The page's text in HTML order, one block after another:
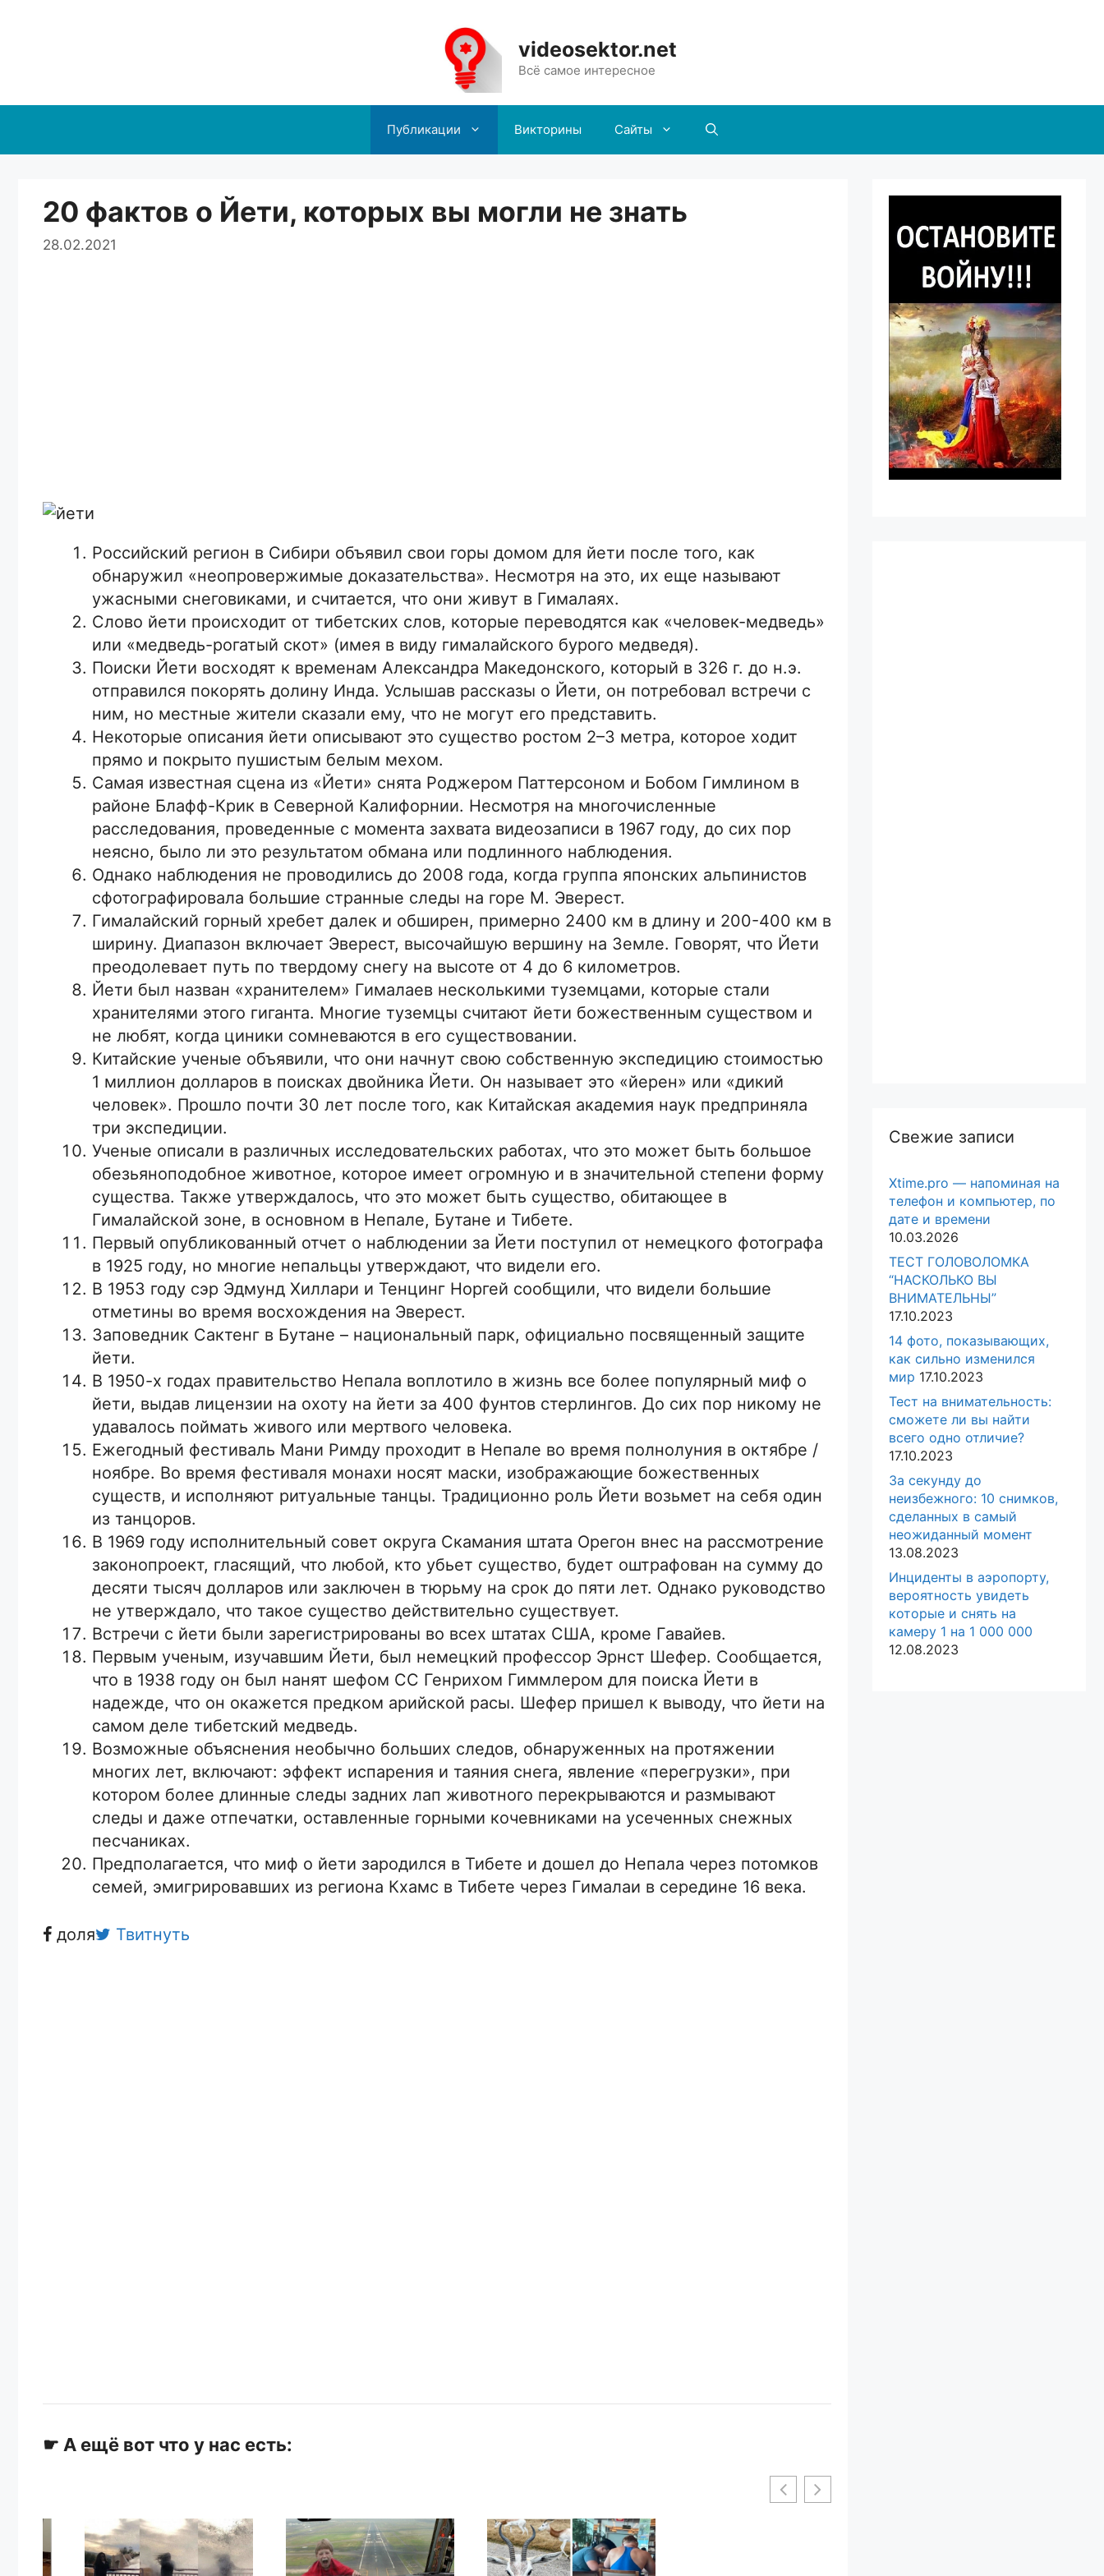
videosektor.net
Всё самое интересное
Публикации Викторины Сайты
20 фактов о Йети, которых вы могли не знать
28.02.2021
Российский регион в Сибири объявил свои горы домом для йети после того, как
обнаружил «неопровержимые доказательства». Несмотря на это, их еще называют
ужасными снеговиками, и считается, что они живут в Гималаях.
Слово йети происходит от тибетских слов, которые переводятся как «человек-медведь»
или «медведь-рогатый скот» (имея в виду гималайского бурого медведя).
Поиски Йети восходят к временам Александра Македонского, который в 326 г. до н.э.
отправился покорять долину Инда. Услышав рассказы о Йети, он потребовал встречи с
ним, но местные жители сказали ему, что не могут его представить.
Некоторые описания йети описывают это существо ростом 2–3 метра, которое ходит
прямо и покрыто пушистым белым мехом.
Самая известная сцена из «Йети» снята Роджером Паттерсоном и Бобом Гимлином в
районе Блафф-Крик в Северной Калифорнии. Несмотря на многочисленные
расследования, проведенные с момента захвата видеозаписи в 1967 году, до сих пор
неясно, было ли это результатом обмана или подлинного наблюдения.
Однако наблюдения не проводились до 2008 года, когда группа японских альпинистов
сфотографировала большие странные следы на горе М. Эверест.
Гималайский горный хребет далек и обширен, примерно 2400 км в длину и 200-400 км в
ширину. Диапазон включает Эверест, высочайшую вершину на Земле. Говорят, что Йети
преодолевает путь по твердому снегу на высоте от 4 до 6 километров.
Йети был назван «хранителем» Гималаев несколькими туземцами, которые стали
хранителями этого гиганта. Многие туземцы считают йети божественным существом и
не любят, когда циники сомневаются в его существовании.
Китайские ученые объявили, что они начнут свою собственную экспедицию стоимостью
1 миллион долларов в поисках двойника Йети. Он называет это «йерен» или «дикий
человек». Прошло почти 30 лет после того, как Китайская академия наук предприняла
три экспедиции.
Ученые описали в различных исследовательских работах, что это может быть большое
обезьяноподобное животное, которое имеет огромную и в значительной степени форму
существа. Также утверждалось, что это может быть существо, обитающее в
Гималайской зоне, в основном в Непале, Бутане и Тибете.
Первый опубликованный отчет о наблюдении за Йети поступил от немецкого фотографа
в 1925 году, но многие непальцы утверждают, что видели его.
В 1953 году сэр Эдмунд Хиллари и Тенцинг Норгей сообщили, что видели большие
отметины во время восхождения на Эверест.
Заповедник Сактенг в Бутане – национальный парк, официально посвященный защите
йети.
В 1950-х годах правительство Непала воплотило в жизнь все более популярный миф о
йети, выдав лицензии на охоту на йети за 400 фунтов стерлингов. До сих пор никому не
удавалось поймать живого или мертвого человека.
Ежегодный фестиваль Мани Римду проходит в Непале во время полнолуния в октябре /
ноябре. Во время фестиваля монахи носят маски, изображающие божественных
существ, и исполняют ритуальные танцы. Традиционно роль Йети возьмет на себя один
из танцоров.
В 1969 году исполнительный совет округа Скамания штата Орегон внес на рассмотрение
законопроект, гласящий, что любой, кто убьет существо, будет оштрафован на сумму до
десяти тысяч долларов или заключен в тюрьму на срок до пяти лет. Однако руководство
не утверждало, что такое существо действительно существует.
Встречи с йети были зарегистрированы во всех штатах США, кроме Гавайев.
Первым ученым, изучавшим Йети, был немецкий профессор Эрнст Шефер. Сообщается,
что в 1938 году он был нанят шефом СС Генрихом Гиммлером для поиска Йети в
надежде, что он окажется предком арийской расы. Шефер пришел к выводу, что йети на
самом деле тибетский медведь.
Возможные объяснения необычно больших следов, обнаруженных на протяжении
многих лет, включают: эффект испарения и таяния снега, явление «перегрузки», при
котором более длинные следы задних лап животного перекрываются и размывают
следы и даже отпечатки, оставленные горными кочевниками на усеченных снежных
песчаниках.
Предполагается, что миф о йети зародился в Тибете и дошел до Непала через потомков
семей, эмигрировавших из региона Кхамс в Тибете через Гималаи в середине 16 века.
доля Твитнуть
☛ А ещё вот что у нас есть:
Свежие записи
Xtime.pro — напоминая на
телефон и компьютер, по
дате и времени
10.03.2026
ТЕСТ ГОЛОВОЛОМКА
“НАСКОЛЬКО ВЫ
ВНИМАТЕЛЬНЫ”
17.10.2023
14 фото, показывающих,
как сильно изменился
мир 17.10.2023
Тест на внимательность:
сможете ли вы найти
всего одно отличие?
17.10.2023
За секунду до
неизбежного: 10 снимков,
сделанных в самый
неожиданный момент
13.08.2023
Инциденты в аэропорту,
вероятность увидеть
которые и снять на
камеру 1 на 1 000 000
12.08.2023